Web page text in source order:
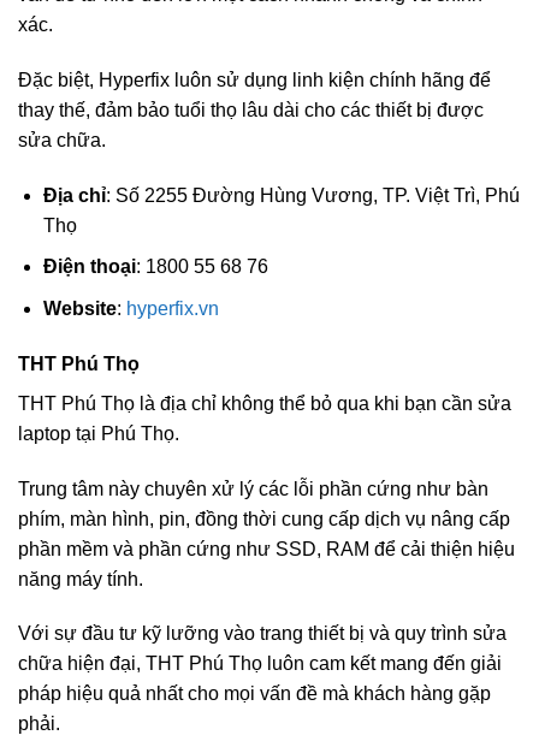
xác.
Đặc biệt, Hyperfix luôn sử dụng linh kiện chính hãng để
thay thế, đảm bảo tuổi thọ lâu dài cho các thiết bị được
sửa chữa.
Địa chỉ: Số 2255 Đường Hùng Vương, TP. Việt Trì, Phú
Thọ
Điện thoại: 1800 55 68 76
Website: hyperfix.vn
THT Phú Thọ
THT Phú Thọ là địa chỉ không thể bỏ qua khi bạn cần sửa
laptop tại Phú Thọ.
Trung tâm này chuyên xử lý các lỗi phần cứng như bàn
phím, màn hình, pin, đồng thời cung cấp dịch vụ nâng cấp
phần mềm và phần cứng như SSD, RAM để cải thiện hiệu
năng máy tính.
Với sự đầu tư kỹ lưỡng vào trang thiết bị và quy trình sửa
chữa hiện đại, THT Phú Thọ luôn cam kết mang đến giải
pháp hiệu quả nhất cho mọi vấn đề mà khách hàng gặp
phải.